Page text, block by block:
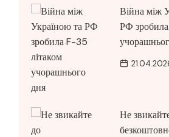
Війна між
РФ
Не